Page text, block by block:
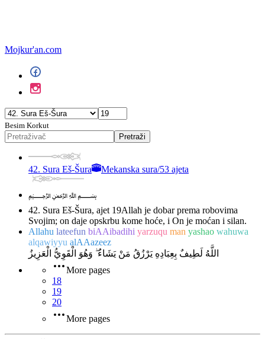
Mojkur'an.com
Besim Korkut
Pretraži
42. Sura Eš-Šura Mekanska sura/53 ajeta
﷽
42. Sura Eš-Šura, ajet 19Allah je dobar prema robovima
Svojim; on daje opskrbu kome hoće, i On je moćan i silan.
Allahu lateefun biAAibadihi yarzuqu man yashao wahuwa
alqawiyyu alAAazeez
اللَّهُ لَطِيفٌ بِعِبَادِهِ يَرْزُقُ مَنْ يَشَاءُ ۖ وَهُوَ الْقَوِيُّ الْعَزِيزُ
More pages
18
19
20
More pages